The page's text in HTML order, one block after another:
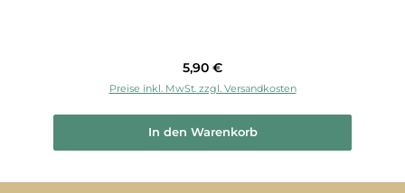
Regulärer Preis:
5,90 €
Preise inkl. MwSt. zzgl. Versandkosten
In den Warenkorb